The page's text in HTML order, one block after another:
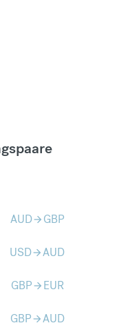
AUDarrow_forward GBP
USDarrow_forwardAUD
GBParrow_forward EUR
GBParrow_forwardAUD